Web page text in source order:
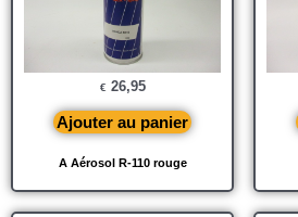
A Aérosol R-110 rouge
€ 26,95
Ajouter au panier